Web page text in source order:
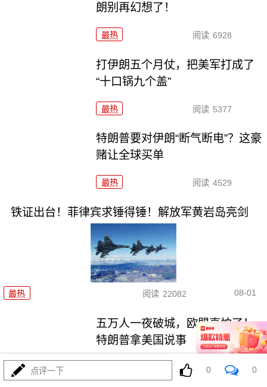
朗别再幻想了！
最热 阅读 6928
打伊朗五个月仗，把美军打成了
“十口锅九个盖”
最热 阅读 5377
特朗普要对伊朗“断气断电”？这豪
赌让全球买单
最热 阅读 4529
铁证出台！菲律宾求锤得锤！解放军黄岩岛亮剑
最热 阅读 22082 08-01
五万人一夜破城，欧盟真怕了！
特朗普拿美国说事
阅读 14962
点评一下 0 0